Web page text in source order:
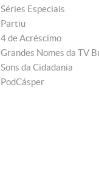
Séries Especiais
Partiu
4 de Acréscimo
Grandes Nomes da TV
Sons da Cidadania
PodCásper